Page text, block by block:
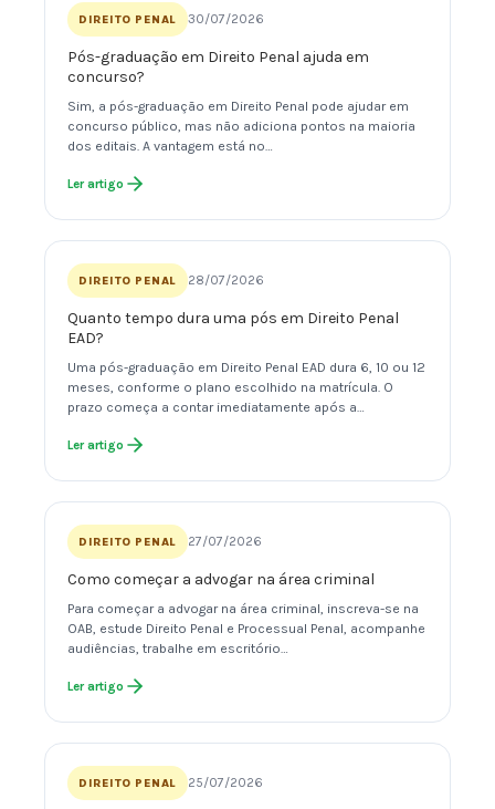
DIREITO PENAL 30/07/2026
Pós-graduação em Direito Penal ajuda em
concurso?
Sim, a pós-graduação em Direito Penal pode ajudar em
concurso público, mas não adiciona pontos na maioria
dos editais. A vantagem está no…
Ler artigo
DIREITO PENAL 28/07/2026
Quanto tempo dura uma pós em Direito Penal
EAD?
Uma pós-graduação em Direito Penal EAD dura 6, 10 ou 12
meses, conforme o plano escolhido na matrícula. O
prazo começa a contar imediatamente após a…
Ler artigo
DIREITO PENAL 27/07/2026
Como começar a advogar na área criminal
Para começar a advogar na área criminal, inscreva-se na
OAB, estude Direito Penal e Processual Penal, acompanhe
audiências, trabalhe em escritório…
Ler artigo
DIREITO PENAL 25/07/2026